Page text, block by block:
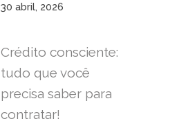
30 abril, 2026
Crédito consciente:
tudo que você
precisa saber para
contratar!